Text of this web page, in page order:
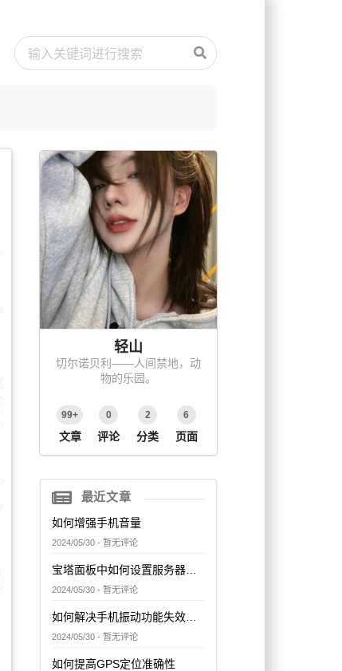
轻山
切尔诺贝利——人间禁地，动
物的乐园。
99+
文章
0
评论
2
分类
6
页面
最近文章
如何增强手机音量
2024/05/30 - 暂无评论
宝塔面板中如何设置服务器的网络访问控制
2024/05/30 - 暂无评论
如何解决手机振动功能失效问题
2024/05/30 - 暂无评论
如何提高GPS定位准确性